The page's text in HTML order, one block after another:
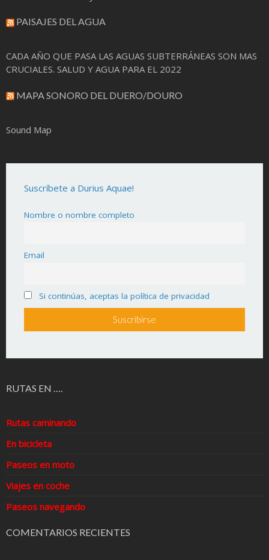
PAISAJES DEL AGUA
CADA AÑO QUE PASA LAS AGUAS SUBTERRÁNEAS SON MAS
CRUCIALES. SALUD Y AGUA PARA EL 2022
MAPA SONORO DEL DUERO/DOURO
Sound Map
Suscríbete a Durius Aquae!
Nombre o nombre completo
Email
Si continúas, aceptas la política de privacidad
RUTAS EN ….
Rutas caminando
En bicicleta
Paseos en moto
Viajes en coche
Paseos navegando
COMENTARIOS RECIENTES